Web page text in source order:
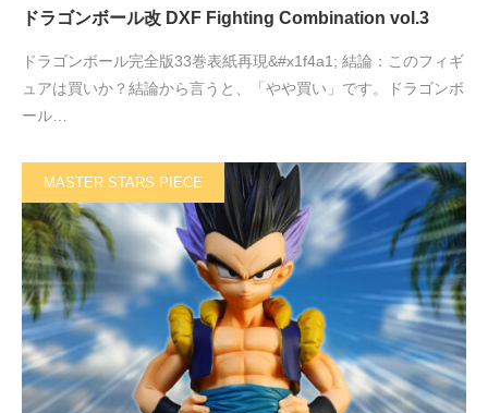
ドラゴンボール改 DXF Fighting Combination vol.3
ドラゴンボール完全版33巻表紙再現&#x1f4a1; 結論：このフィギ
ュアは買いか？結論から言うと、「やや買い」です。ドラゴンボ
ール…
MASTER STARS PIECE